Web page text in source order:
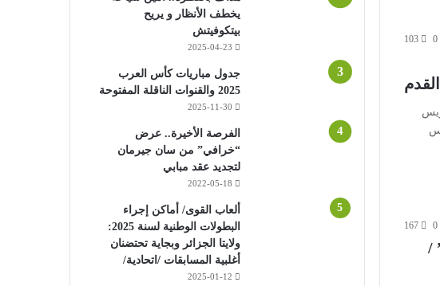
0
103
0
167
/
يخطف الأنظار و يريح
بيتكوفيتش
2025-04-23
جدول مباريات كأس العرب
2025 والقنوات الناقلة المفتوحة
2025-11-30
الفرصة الأخيرة.. عرض
“خرافي” من سان جيرمان
لتجديد عقد مبابي
2022-05-18
ألعاب القوى/ أماكن إجراء
البطولات الوطنية لسنة 2025:
ولايتا الجزائر وبجاية تحتضنان
أغلبية المسابقات /اتحادية/
2025-01-12